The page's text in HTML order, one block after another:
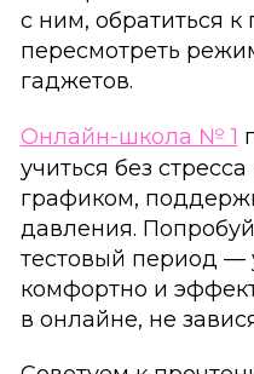
с ним, обратиться к
пересмотреть
гаджетов.
Онлайн-школа № 1
учиться без
графиком,
давления.
тестовый период —
комфортно и
в онлайне, не